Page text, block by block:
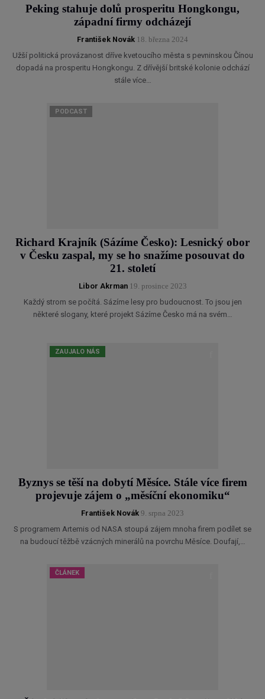
Peking stahuje dolů prosperitu Hongkongu,
západní firmy odcházejí
František Novák 18. března 2024
Užší politická provázanost dříve kvetoucího města s pevninskou Čínou
dopadá na prosperitu Hongkongu. Z dřívější britské kolonie odchází
stále více…
PODCAST
Richard Krajník (Sázíme Česko): Lesnický obor
v Česku zaspal, my se ho snažíme posouvat do
21. století
Libor Akrman19. prosince 2023
Každý strom se počítá. Sázíme lesy pro budoucnost. To jsou jen
některé slogany, které projekt Sázíme Česko má na svém…
ZAUJALO NÁS
Byznys se těší na dobytí Měsíce. Stále více firem
projevuje zájem o „měsíční ekonomiku“
František Novák 9. srpna 2023
S programem Artemis od NASA stoupá zájem mnoha firem podílet se
na budoucí těžbě vzácných minerálů na povrchu Měsíce. Doufají,…
ČLÁNEK